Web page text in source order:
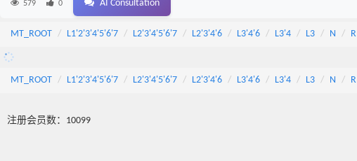
579 0 AI Consultation
MT_ROOT L1'2'3'4'5'6'7 L2'3'4'5'6'7 L2'3'4'6 L3'4'6 L3'4 L3 N R
MT_ROOT L1'2'3'4'5'6'7 L2'3'4'5'6'7 L2'3'4'6 L3'4'6 L3'4 L3 N R
注册会员数：10099